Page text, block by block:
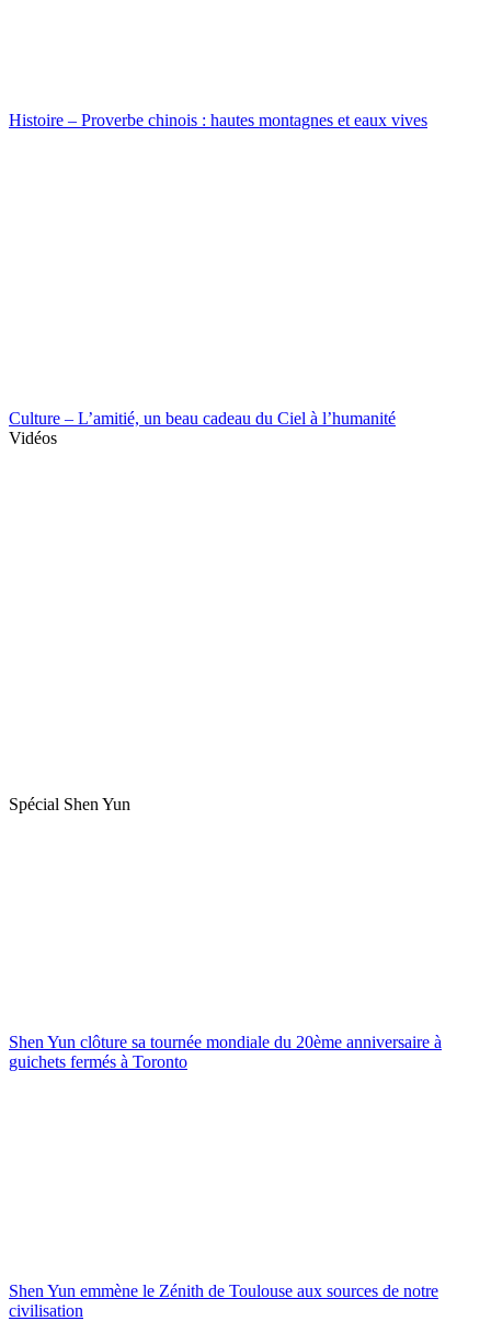
Histoire – Proverbe chinois : hautes montagnes et eaux vives
Culture – L’amitié, un beau cadeau du Ciel à l’humanité
Vidéos
Spécial Shen Yun
Shen Yun clôture sa tournée mondiale du 20ème anniversaire à
guichets fermés à Toronto
Shen Yun emmène le Zénith de Toulouse aux sources de notre
civilisation